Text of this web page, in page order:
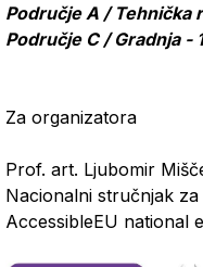
Područje A / Tehnička
Područje C / Gradnja -
Za organizatora
Prof. art. Ljubomir
Nacionalni stručnjak
AccessibleEU national